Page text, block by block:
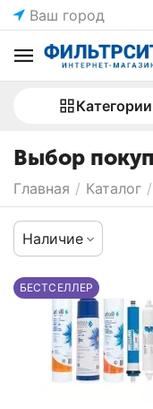
Ваш город
Категории
Выбор
Главная / Каталог /
Наличие
БЕСТСЕЛЛЕР